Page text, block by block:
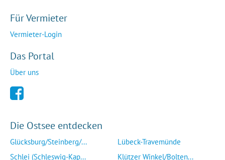
Für Vermieter
Vermieter-Login
Das Portal
Über uns
Die Ostsee entdecken
Glücksburg/Steinberg/...
Schlei (Schleswig-Kap...
Lübeck-Travemünde
Klützer Winkel/Bolten...